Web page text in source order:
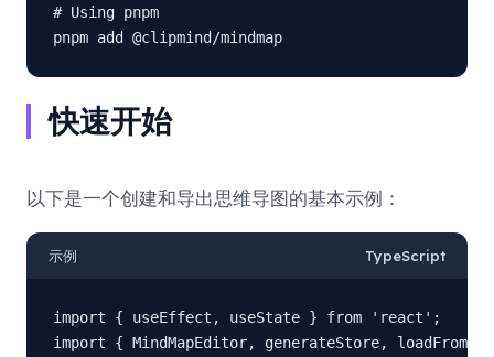
# Using pnpm
pnpm add @clipmind/mindmap
快速开始
以下是一个创建和导出思维导图的基本示例：
示例 TypeScript
import { useEffect, useState } from 'react';
import { MindMapEditor, generateStore,